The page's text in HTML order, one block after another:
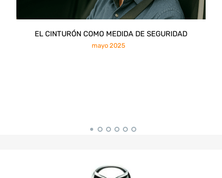
EL CINTURÓN COMO MEDIDA DE SEGURIDAD
mayo 2025